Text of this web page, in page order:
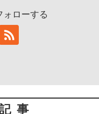
ォローする
事